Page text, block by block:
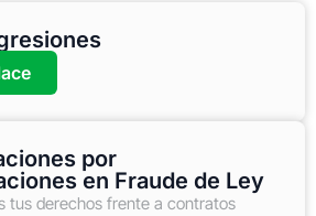
por
en Fraude de Ley
tus derechos frente a contratos